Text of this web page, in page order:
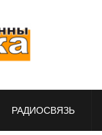
РАДИОСВЯЗЬ